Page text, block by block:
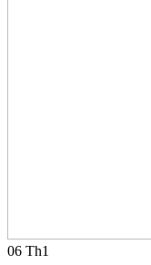
06 Th1